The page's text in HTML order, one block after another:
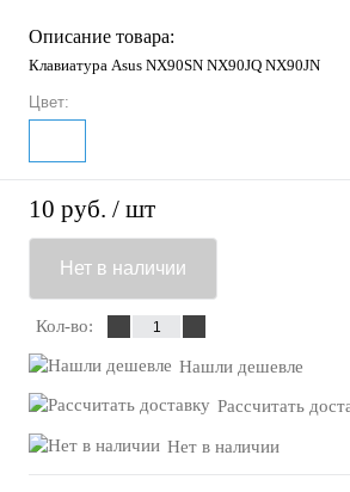
Описание товара:
Клавиатура Asus NX90SN NX90JQ NX90JN
Цвет:
10 руб. / шт
Нет в наличии
Кол-во:
Нашли дешевле
Рассчитать
Нет в наличии